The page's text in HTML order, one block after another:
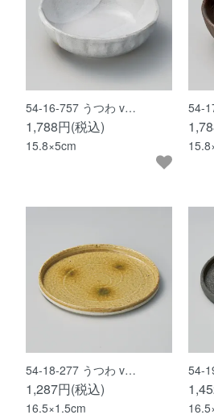
54-16-757 うつわ v…
1,788円(税込)
15.8×5cm
54-
54-18-277 うつわ v…
1,287円(税込)
16.5×1.5cm
54-